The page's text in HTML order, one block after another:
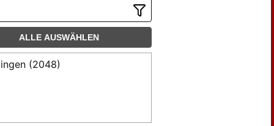
Hugo (33)
Ernst (62)
Julius (180)
ALLE AUSWÄHLEN
(2048)